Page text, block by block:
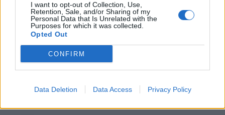
I want to opt-out of Collection, Use,
Retention, Sale, and/or Sharing of my
Personal Data that Is Unrelated with the
Purposes for which it was collected.
Opted Out
CONFIRM
Data Deletion Data Access Privacy Policy
Venäläisveskari sekosi Suomen 2.
divisioonassa – sai samasta tilanteesta
50 jäähyminuuttia
Kanada – USA klo 15:10 – näin katsot
ottelun ilmaiseksi TV:stä